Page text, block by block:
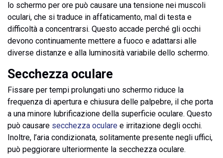
lo schermo per ore può causare una tensione nei muscoli
oculari, che si traduce in affaticamento, mal di testa e
difficoltà a concentrarsi. Questo accade perché gli occhi
devono continuamente mettere a fuoco e adattarsi alle
diverse distanze e alla luminosità variabile dello schermo.
Secchezza oculare
Fissare per tempi prolungati uno schermo riduce la
frequenza di apertura e chiusura delle palpebre, il che porta
a una minore lubrificazione della superficie oculare. Questo
può causare secchezza oculare e irritazione degli occhi.
Inoltre, l’aria condizionata, solitamente presente negli uffici,
può peggiorare ulteriormente la secchezza oculare.